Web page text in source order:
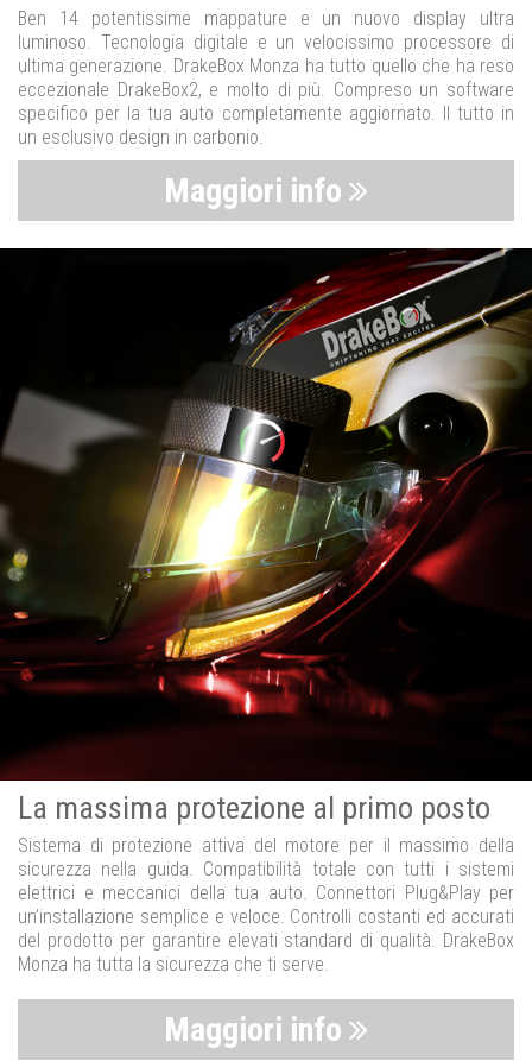
Ben 14 potentissime mappature e un nuovo display ultra
luminoso. Tecnologia digitale e un velocissimo processore di
ultima generazione. DrakeBox Monza ha tutto quello che ha reso
eccezionale DrakeBox2, e molto di più. Compreso un software
specifico per la tua auto completamente aggiornato. Il tutto in
un esclusivo design in carbonio.
Maggiori info
La massima protezione al primo posto
Sistema di protezione attiva del motore per il massimo della
sicurezza nella guida. Compatibilità totale con tutti i sistemi
elettrici e meccanici della tua auto. Connettori Plug&Play per
un’installazione semplice e veloce. Controlli costanti ed accurati
del prodotto per garantire elevati standard di qualità. DrakeBox
Monza ha tutta la sicurezza che ti serve.
Maggiori info